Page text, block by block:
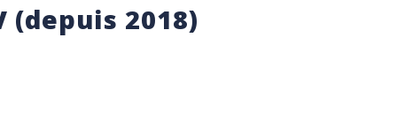
(depuis 2018)